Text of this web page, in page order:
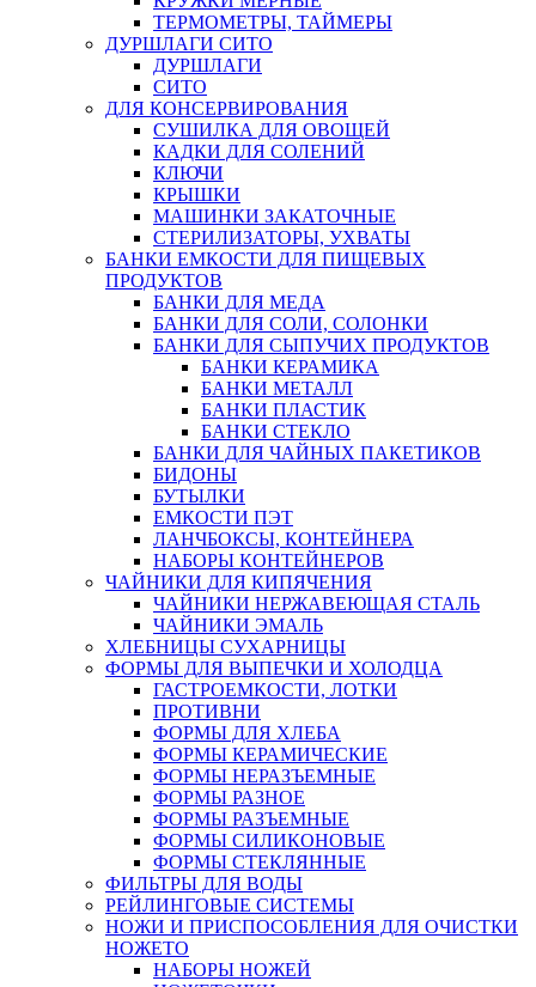
ТЕРМОМЕТРЫ, ТАЙМЕРЫ
ДУРШЛАГИ СИТО
ДУРШЛАГИ
СИТО
ДЛЯ КОНСЕРВИРОВАНИЯ
СУШИЛКА ДЛЯ ОВОЩЕЙ
КАДКИ ДЛЯ СОЛЕНИЙ
КЛЮЧИ
КРЫШКИ
МАШИНКИ ЗАКАТОЧНЫЕ
СТЕРИЛИЗАТОРЫ, УХВАТЫ
БАНКИ ЕМКОСТИ ДЛЯ ПИЩЕВЫХ
ПРОДУКТОВ
БАНКИ ДЛЯ МЕДА
БАНКИ ДЛЯ СОЛИ, СОЛОНКИ
БАНКИ ДЛЯ СЫПУЧИХ ПРОДУКТОВ
БАНКИ КЕРАМИКА
БАНКИ МЕТАЛЛ
БАНКИ ПЛАСТИК
БАНКИ СТЕКЛО
БАНКИ ДЛЯ ЧАЙНЫХ ПАКЕТИКОВ
БИДОНЫ
БУТЫЛКИ
ЕМКОСТИ ПЭТ
ЛАНЧБОКСЫ, КОНТЕЙНЕРА
НАБОРЫ КОНТЕЙНЕРОВ
ЧАЙНИКИ ДЛЯ КИПЯЧЕНИЯ
ЧАЙНИКИ НЕРЖАВЕЮЩАЯ СТАЛЬ
ЧАЙНИКИ ЭМАЛЬ
ХЛЕБНИЦЫ СУХАРНИЦЫ
ФОРМЫ ДЛЯ ВЫПЕЧКИ И ХОЛОДЦА
ГАСТРОЕМКОСТИ, ЛОТКИ
ПРОТИВНИ
ФОРМЫ ДЛЯ ХЛЕБА
ФОРМЫ КЕРАМИЧЕСКИЕ
ФОРМЫ НЕРАЗЪЕМНЫЕ
ФОРМЫ РАЗНОЕ
ФОРМЫ РАЗЪЕМНЫЕ
ФОРМЫ СИЛИКОНОВЫЕ
ФОРМЫ СТЕКЛЯННЫЕ
ФИЛЬТРЫ ДЛЯ ВОДЫ
РЕЙЛИНГОВЫЕ СИСТЕМЫ
НОЖИ И ПРИСПОСОБЛЕНИЯ ДЛЯ ОЧИСТКИ
НОЖЕТО
НАБОРЫ НОЖЕЙ